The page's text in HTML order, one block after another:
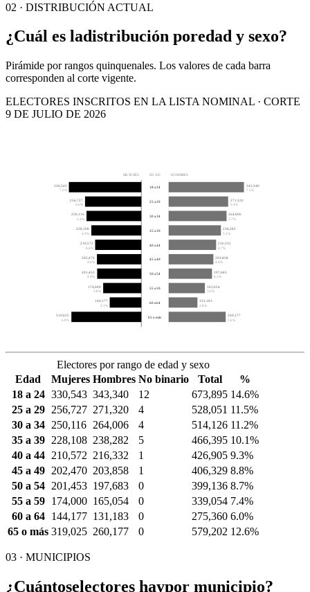
02 · DISTRIBUCIÓN ACTUAL
¿Cuál es ladistribución poredad y sexo?
Pirámide por rangos quinquenales. Los valores de cada barra
corresponden al corte vigente.
ELECTORES INSCRITOS EN LA LISTA NOMINAL · CORTE
9 DE JULIO DE 2026
MUJERES EDAD HOMBRES
330,543
7.2%
343,340
7.5%
18 a 24
256,727
5.6%
271,320
5.9%
25 a 29
250,116
5.4%
264,006
5.7%
30 a 34
228,108
4.9%
238,282
5.2%
35 a 39
210,572
4.6%
216,332
4.7%
40 a 44
202,470
4.4%
203,858
4.4%
45 a 49
201,453
4.4%
197,683
4.3%
50 a 54
174,000
3.8%
165,054
3.6%
55 a 59
144,177
3.1%
131,183
2.8%
60 a 64
319,025
6.9%
260,177
5.6%
65 o más
Electores por rango de edad y sexo
Edad
Mujeres Hombres No binario Total
%
18 a 24 330,543 343,340 12 673,895 14.6%
25 a 29
256,727 271,320 4 528,051 11.5%
30 a 34
250,116 264,006 4 514,126 11.2%
35 a 39
228,108 238,282 5 466,395 10.1%
40 a 44
210,572 216,332 1 426,905 9.3%
45 a 49
202,470 203,858 1 406,329 8.8%
50 a 54
201,453 197,683 0 399,136 8.7%
55 a 59
174,000 165,054 0 339,054 7.4%
60 a 64
144,177 131,183 0 275,360 6.0%
65 o más 319,025 260,177 0 579,202 12.6%
03 · MUNICIPIOS
¿Cuántoselectores haypor municipio?